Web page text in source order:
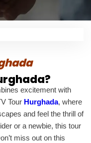
excitement with
Tour Hurghada, where
and feel the thrill of
or a newbie, this tour
miss out on this